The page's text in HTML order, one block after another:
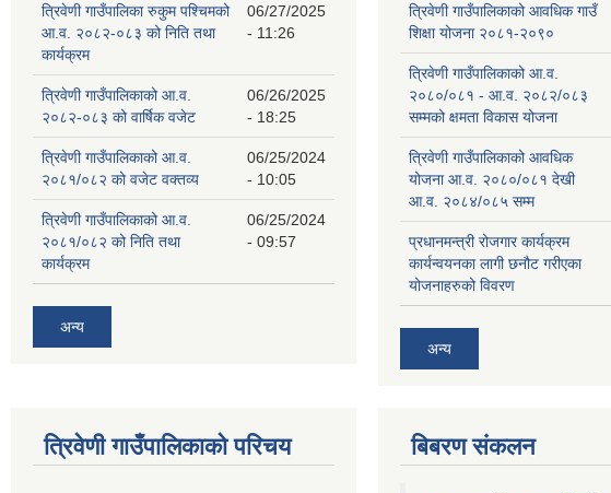
त्रिवेणी गाउँपालिका रुकुम पश्‍चिमको
आ.व. २०८२-०८३ को निति तथा
कार्यक्रम
06/27/2025
- 11:26
त्रिवेणी गाउँपालिकाको आ.व.
२०८२-०८३ को वार्षिक वजेट
06/26/2025
- 18:25
त्रिवेणी गाउँपालिकाको आ.व.
२०८१/०८२ को वजेट वक्तव्य
06/25/2024
- 10:05
त्रिवेणी गाउँपालिकाको आ.व.
२०८१/०८२ को निति तथा
कार्यक्रम
06/25/2024
- 09:57
अन्य
त्रिवेणी गाउँपालिकाको आवधिक गाउँ
शिक्षा योजना २०८१-२०९०
त्रिवेणी गाउँपालिकाको आ.व.
२०८०/०८१ - आ.व. २०८२/०८३
सम्मको क्षमता विकास योजना
त्रिवेणी गाउँपालिकाको आवधिक
योजना आ.व. २०८०/०८१ देखी
आ.व. २०८४/०८५ सम्म
प्रधानमन्त्री रोजगार कार्यक्रम
कार्यन्वयनका लागी छनौट गरीएका
योजनाहरुको विवरण
अन्य
त्रिवेणी गाउँपालिकाको परिचय बिबरण संकलन